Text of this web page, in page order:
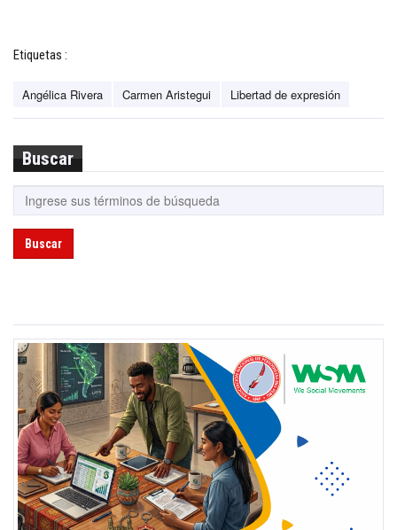
Etiquetas :
Angélica Rivera Carmen Aristegui Libertad de expresión
Buscar
Buscar